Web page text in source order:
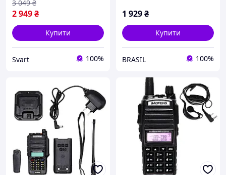
2 949₴
3 049 ₴
Купити
Svart 100%
1 929₴
Купити
BRASIL 100%